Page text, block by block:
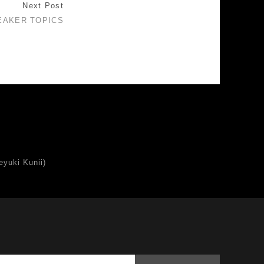
Next Post
TOPICS
Kunii)